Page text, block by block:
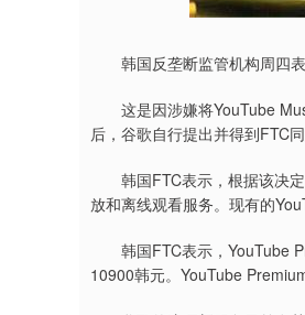
韩国反垄断监管机构周四表
这是因涉嫌将YouTube
后，谷歌自行提出并得到FTC
韩国FTC表示，根据该决定
放和离线观看服务。现有的
韩国FTC表示，YouTube
10900韩元。YouTube
深证成指